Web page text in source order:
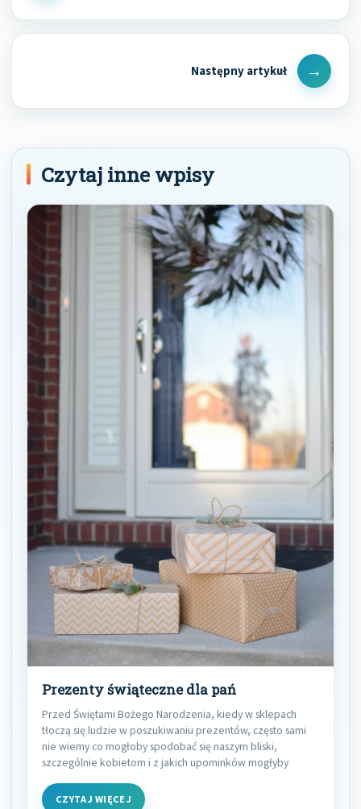
Next
Post
Czytaj inne wpisy
Prezenty świąteczne dla pań
Przed Świętami Bożego Narodzenia, kiedy w sklepach
tłoczą się ludzie w poszukiwaniu prezentów, często sami
nie wiemy co mogłoby spodobać się naszym bliski,
szczególnie kobietom i z jakich upominków mogłyby
CZYTAJ WIĘCEJ